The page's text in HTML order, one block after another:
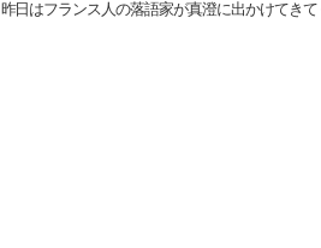
昨日はフランス人の落語家が真澄に出かけてきて